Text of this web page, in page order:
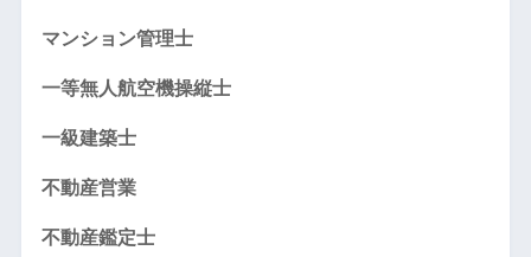
マンション管理士
一等無人航空機操縦士
一級建築士
不動産営業
不動産鑑定士